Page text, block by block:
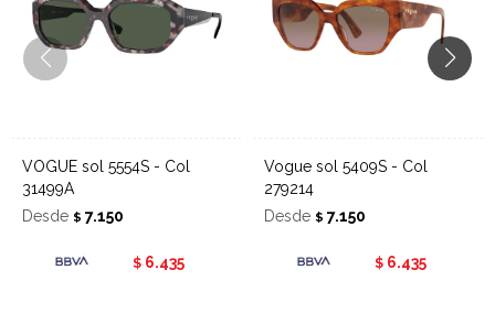
VOGUE sol 5554S - Col
31499A
Desde $ 7.150
$ 6.435
Vogue sol 5409S - Col
279214
Desde $ 7.150
$ 6.435